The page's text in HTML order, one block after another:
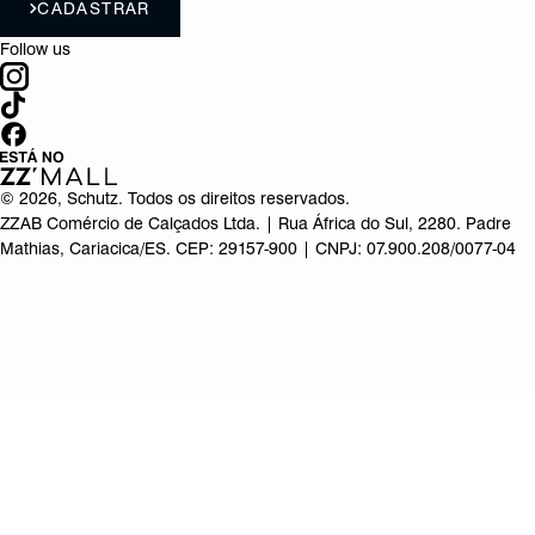
CADASTRAR
Follow us
© 2026, Schutz. Todos os direitos reservados.
ZZAB Comércio de Calçados Ltda. | Rua África do Sul, 2280. Padre
Mathias, Cariacica/ES. CEP: 29157-900 | CNPJ: 07.900.208/0077-04